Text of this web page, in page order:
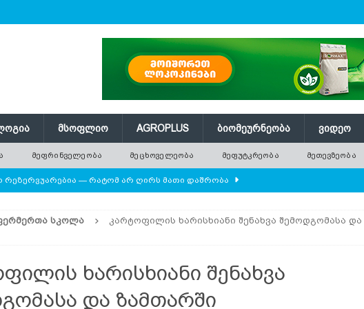
ᲛᲡᲝᲤᲚᲘᲝ AGROPLUS ᲑᲘᲝᲛᲔᲣᲠᲜᲔᲝᲑᲐ ᲕᲘᲓᲔᲝ
ᲛᲔᲤᲠᲘᲜᲕᲔᲚᲔᲝᲑᲐ ᲛᲔᲪᲮᲝᲕᲔᲚᲔᲝᲑᲐ ᲛᲔᲤᲣᲢᲙᲠᲔᲝᲑᲐ ᲛᲔᲗᲔᲕᲖᲔᲝᲑᲐ
რეზერვუარებია — რატომ არ ღირს მათი დაშრობა
მოშენების დროს ᲛᲔᲤᲠᲘᲜᲕᲔᲚᲔᲝᲑᲐ
საფუძველია — რატომ ქრება ველური
ᲛᲔᲪᲮᲝᲕᲔᲚᲔᲝᲑᲐ
ᲡᲙᲝᲚᲐ
კარტოფილის ხარისხიანი შენახვა შემოდგომასა და
ხარისხიანი შენახვა
და ზამთარში